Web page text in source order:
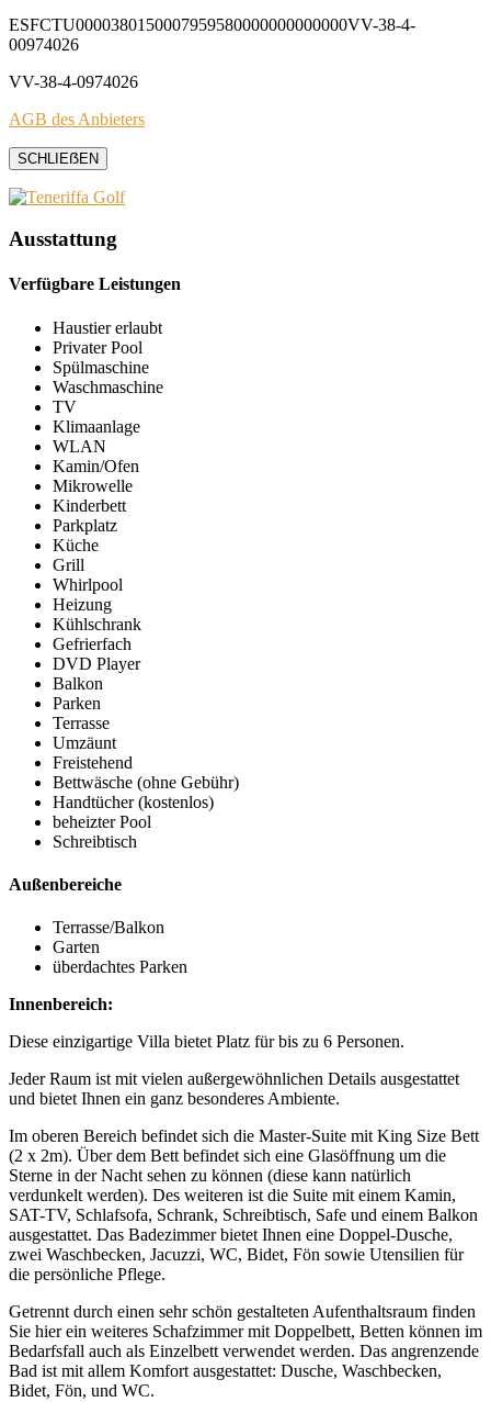
ESFCTU0000380150007959580000000000000VV-38-4-
00974026
VV-38-4-0974026
AGB des Anbieters
SCHLIEẞEN
Ausstattung
Verfügbare Leistungen
Haustier erlaubt
Privater Pool
Spülmaschine
Waschmaschine
TV
Klimaanlage
WLAN
Kamin/Ofen
Mikrowelle
Kinderbett
Parkplatz
Küche
Grill
Whirlpool
Heizung
Kühlschrank
Gefrierfach
DVD Player
Balkon
Parken
Terrasse
Umzäunt
Freistehend
Bettwäsche (ohne Gebühr)
Handtücher (kostenlos)
beheizter Pool
Schreibtisch
Außenbereiche
Terrasse/Balkon
Garten
überdachtes Parken
Innenbereich:
Diese einzigartige Villa bietet Platz für bis zu 6 Personen.
Jeder Raum ist mit vielen außergewöhnlichen Details ausgestattet
und bietet Ihnen ein ganz besonderes Ambiente.
Im oberen Bereich befindet sich die Master-Suite mit King Size Bett
(2 x 2m). Über dem Bett befindet sich eine Glasöffnung um die
Sterne in der Nacht sehen zu können (diese kann natürlich
verdunkelt werden). Des weiteren ist die Suite mit einem Kamin,
SAT-TV, Schlafsofa, Schrank, Schreibtisch, Safe und einem Balkon
ausgestattet. Das Badezimmer bietet Ihnen eine Doppel-Dusche,
zwei Waschbecken, Jacuzzi, WC, Bidet, Fön sowie Utensilien für
die persönliche Pflege.
Getrennt durch einen sehr schön gestalteten Aufenthaltsraum finden
Sie hier ein weiteres Schafzimmer mit Doppelbett, Betten können im
Bedarfsfall auch als Einzelbett verwendet werden. Das angrenzende
Bad ist mit allem Komfort ausgestattet: Dusche, Waschbecken,
Bidet, Fön, und WC.